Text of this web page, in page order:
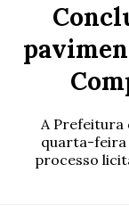
A Prefeitura
quarta-feira
processo